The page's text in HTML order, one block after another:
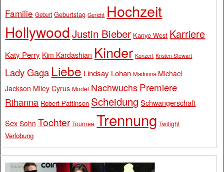
Familie Geburt Geburtstag Gericht Hochzeit
Hollywood Justin Bieber Kanye West Karriere
Katy Perry Kim Kardashian Kinder Konzert Kristen Stewart
Lady Gaga Liebe Lindsay Lohan Madonna Michael
Jackson Miley Cyrus Model Nachwuchs Premiere
Rihanna Robert Pattinson Scheidung Schwangerschaft
Sex Sohn Tochter Tournee Trennung Twilight
Verlobung